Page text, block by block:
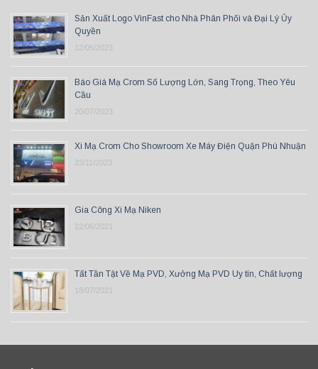
Sản Xuất Logo VinFast cho Nhà Phân Phối và Đại Lý Ủy
Quyền
12/05/2023
Báo Giá Mạ Crom Số Lượng Lớn, Sang Trọng, Theo Yêu
Cầu
20/07/2023
Xi Mạ Crom Cho Showroom Xe Máy Điện Quận Phú Nhuận
23/11/2023
Gia Công Xi Mạ Niken
22/06/2021
Tất Tần Tật Về Mạ PVD, Xưởng Mạ PVD Uy tín, Chất lượng
18/07/2021